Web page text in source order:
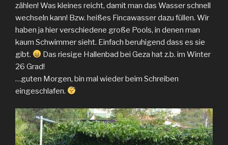
zählen! Was kleines reicht, damit man das Wasser schnell
wechseln kann! Bzw. heißes Fincawasser dazu füllen. Wir
haben ja hier verschiedene große Pools, in denen man
kaum Schwimmer sieht. Einfach beruhigend dass es sie
gibt.
Das riesige Hallenbad bei Geza hat z.b. im Winter
26 Grad!
…guten Morgen, bin mal wieder beim Schreiben
eingeschlafen.